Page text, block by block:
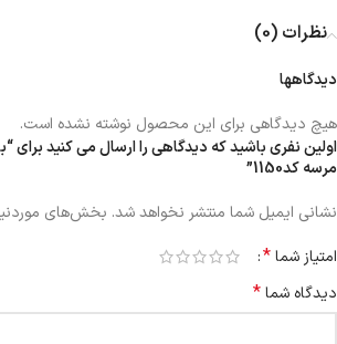
نظرات (0)
دیدگاهها
هیچ دیدگاهی برای این محصول نوشته نشده است.
اولین نفری باشید که دیدگاهی را ارسال می کنید
مرسه کد1150”
نشانی ایمیل شما منتشر نخواهد شد. بخش‌های
امتیاز شما*
دیدگاه شما*